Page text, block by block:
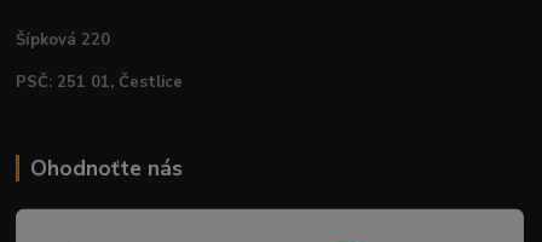
Šípková 220
PSČ: 251 01, Čestlice
Ohodnoťte nás